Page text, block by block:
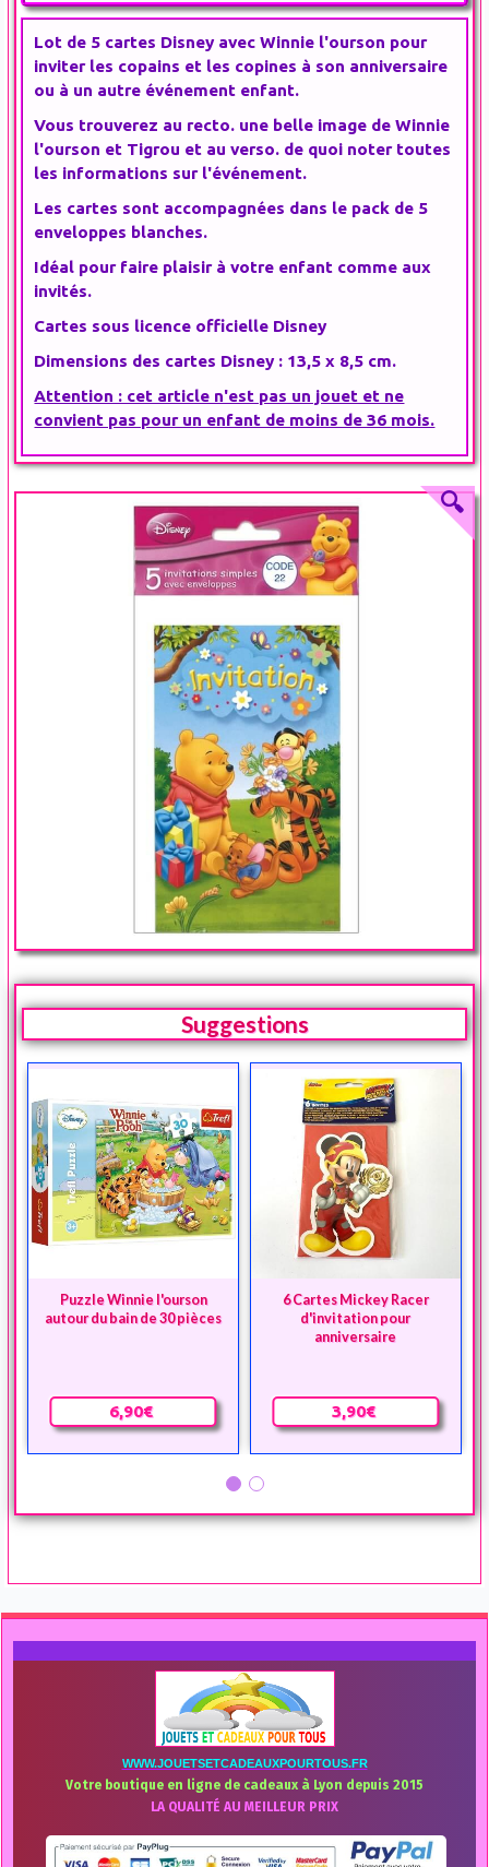
Lot de 5 cartes Disney avec Winnie l'ourson pour
inviter les copains et les copines à son anniversaire
ou à un autre événement enfant.
Vous trouverez au recto. une belle image de Winnie
l'ourson et Tigrou et au verso. de quoi noter toutes
les informations sur l'événement.
Les cartes sont accompagnées dans le pack de 5
enveloppes blanches.
Idéal pour faire plaisir à votre enfant comme aux
invités.
Cartes sous licence officielle Disney
Dimensions des cartes Disney : 13,5 x 8,5 cm.
Attention : cet article n'est pas un jouet et ne
convient pas pour un enfant de moins de 36 mois.
Suggestions
Puzzle Winnie l'ourson
autour du bain de 30 pièces
6,90€
6 Cartes Mickey Racer
d'invitation pour
anniversaire
3,90€
WWW.JOUETSETCADEAUXPOURTOUS.FR
Votre boutique en ligne de cadeaux à Lyon depuis 2015
LA QUALITÉ AU MEILLEUR PRIX